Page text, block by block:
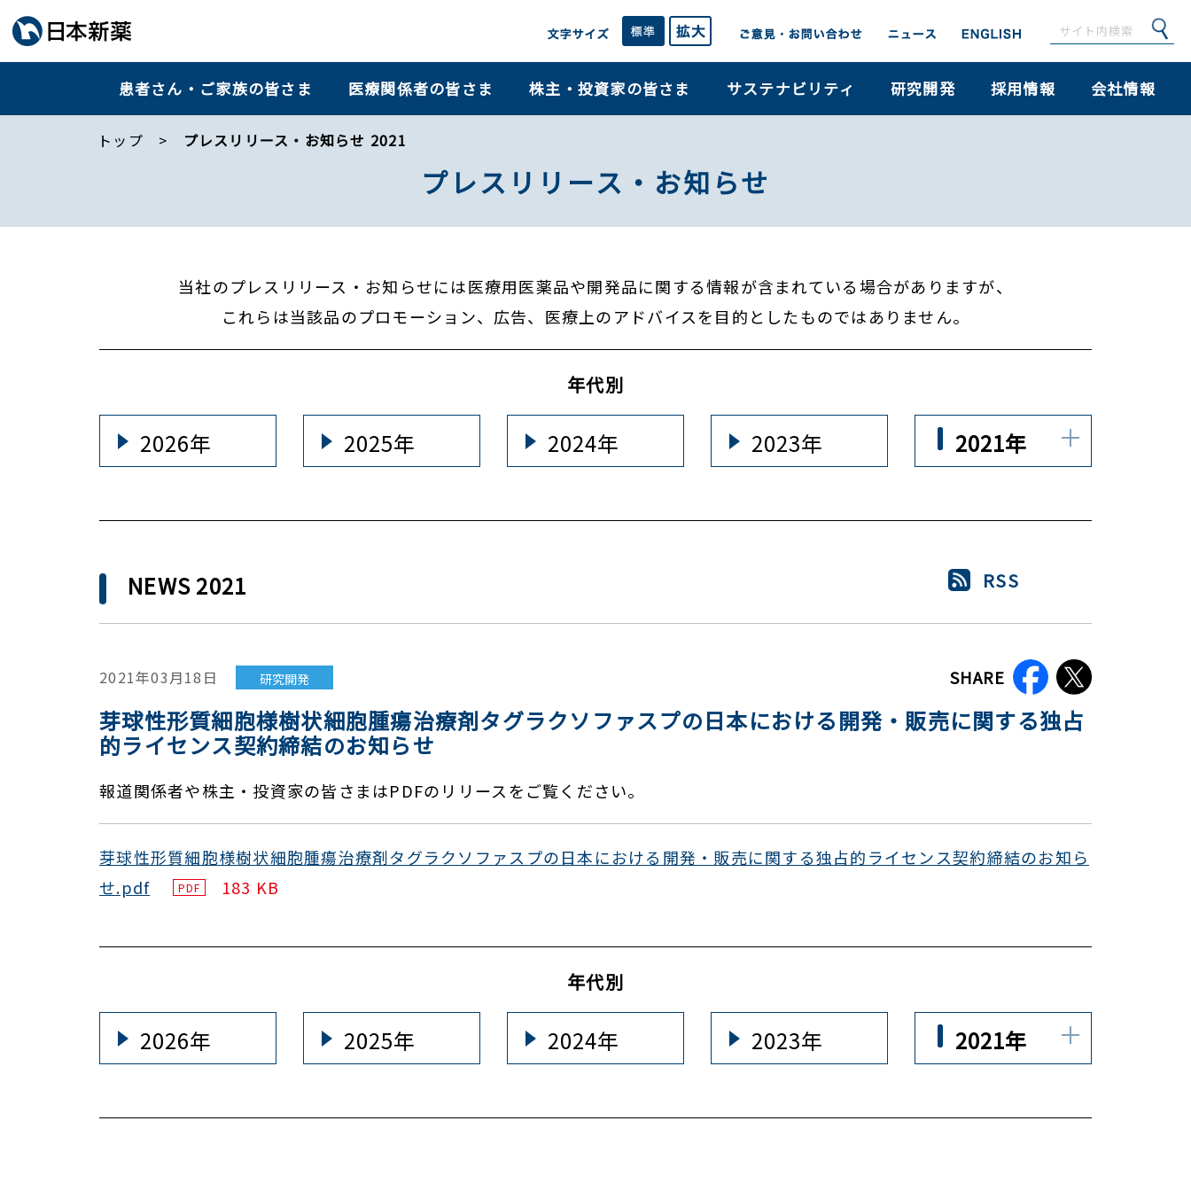
患者さん・ご家族の皆さま 医療関係者の皆さま 株主・投資家の皆さま サステナビリティ 研究開発 採用情報 会社情報
トップ プレスリリース・お知らせ 2021
プレスリリース・お知らせ
当社のプレスリリース・お知らせには医療用医薬品や開発品に関する情報が含まれている場合がありますが、
これらは当該品のプロモーション、広告、医療上のアドバイスを目的としたものではありません。
年代別
2026年 2025年 2024年 2023年 2021年
NEWS 2021 RSS
2021年03月18日 研究開発 SHARE
芽球性形質細胞様樹状細胞腫瘍治療剤タグラクソファスプの日本における開発・販売に関する独占
的ライセンス契約締結のお知らせ
報道関係者や株主・投資家の皆さまはPDFのリリースをご覧ください。
芽球性形質細胞様樹状細胞腫瘍治療剤タグラクソファスプの日本における開発・販売に関する独占的ライセンス契約締結のお知ら
せ.pdf
PDF 183 KB
年代別
2026年 2025年 2024年 2023年 2021年